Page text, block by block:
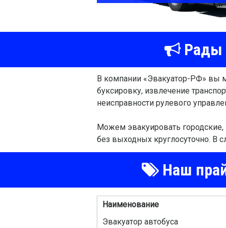
Рады
В компании «Эвакуатор-РФ» вы
буксировку, извлечение
неисправности рулевого
Можем эвакуировать
без выходных круглосуточно. В
Наш
Наименование
Эвакуатор автобуса